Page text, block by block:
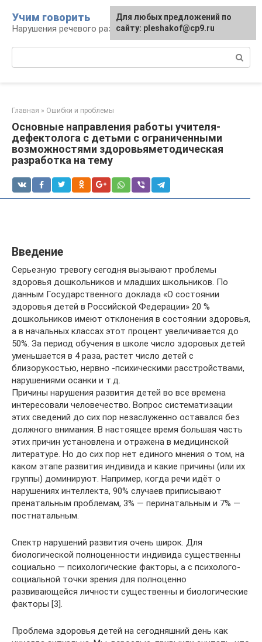
контенту
Учим говорить
Нарушения речевого развития
Главная » Ошибки и проблемы
Основные направления работы учителя-
дефектолога с детьми с ограниченными
возможностями здоровьяметодическая
разработка на тему
Введение
Серьезную тревогу сегодня вызывают проблемы
здоровья дошкольников и младших школьников. По
данным Государственного доклада «О состоянии
здоровья детей в Российской Федерации» 20 %
дошкольников имеют отклонения в состоянии здоровья,
а в начальных классах этот процент увеличивается до
50%. За период обучения в школе число здоровых детей
уменьшается в 4 раза, растет число детей с
близорукостью, нервно -психическими расстройствами,
нарушениями осанки и т.д.
Причины нарушения развития детей во все времена
интересовали человечество. Вопрос систематизации
этих сведений до сих пор незаслуженно оставался без
должного внимания. В настоящее время большая часть
этих причин установлена и отражена в медицинской
литературе. Но до сих пор нет единого мнения о том, на
каком этапе развития индивида и какие причины (или их
группы) доминируют. Например, когда речи идёт о
нарушениях интеллекта, 90% случаев приписывают
пренатальным проблемам, 3% — перинатальным и 7% —
постнатальным.
Спектр нарушений развития очень широк. Для
биологической полноценности индивида существенны
социально — психологические факторы, а с психолого-
социальной точки зрения для полноценно
развивающейся личности существенны и биологические
факторы [3].
Проблема здоровья детей на сегодняшний день как
Для любых предложений по
сайту: pleshakof@cp9.ru